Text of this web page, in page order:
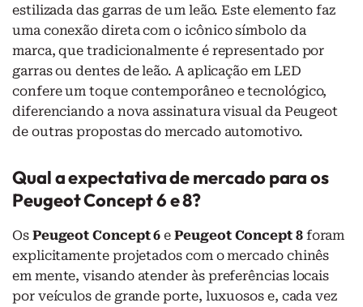
estilizada das garras de um leão. Este elemento faz
uma conexão direta com o icônico símbolo da
marca, que tradicionalmente é representado por
garras ou dentes de leão. A aplicação em LED
confere um toque contemporâneo e tecnológico,
diferenciando a nova assinatura visual da Peugeot
de outras propostas do mercado automotivo.
Qual a expectativa de mercado para os
Peugeot Concept 6 e 8?
Os Peugeot Concept 6 ePeugeot Concept 8foram
explicitamente projetados com o mercado chinês
em mente, visando atender às preferências locais
por veículos de grande porte, luxuosos e, cada vez